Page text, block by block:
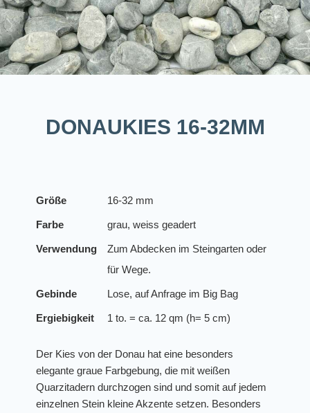
DONAUKIES 16-32MM
Größe 16-32 mm
Farbe grau, weiss geadert
Verwendung
Zum Abdecken im Steingarten oder
für Wege.
Gebinde Lose, auf Anfrage im Big Bag
Ergiebigkeit 1 to. = ca. 12 qm (h= 5 cm)
Der Kies von der Donau hat eine besonders
elegante graue Farbgebung, die mit weißen
Quarzitadern durchzogen sind und somit auf jedem
einzelnen Stein kleine Akzente setzen. Besonders